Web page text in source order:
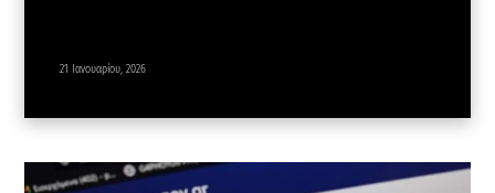
21 Ιανουαρίου, 2026